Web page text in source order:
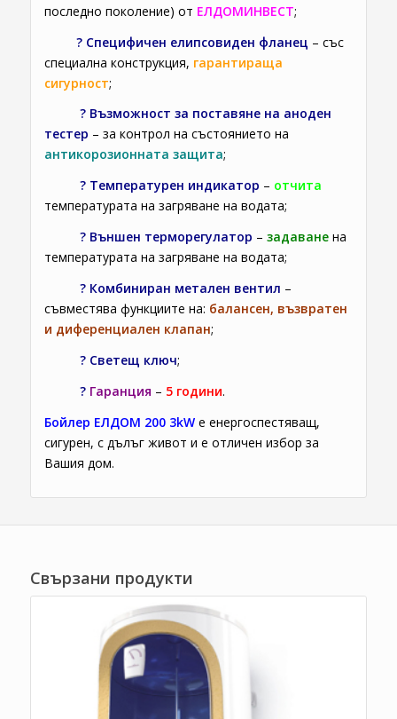
последно поколение) от ЕЛДОМИНВЕСТ;
? Специфичен елипсовиден фланец – със
специална конструкция, гарантираща
сигурност;
? Възможност за поставяне на аноден
тестер – за контрол на състоянието на
антикорозионната защита;
? Температурен индикатор – отчита
температурата на загряване на водата;
? Външен терморегулатор – задаванена
температурата на загряване на водата;
? Комбиниран метален вентил –
съвместява функциите на: балансен, възвратен
и диференциален клапан;
? Светещ ключ;
? Гаранция – 5 години.
Бойлер ЕЛДОМ 200 3kW е енергоспестяващ,
сигурен, с дълъг живот и е отличен избор за
Вашия дом.
Свързани продукти